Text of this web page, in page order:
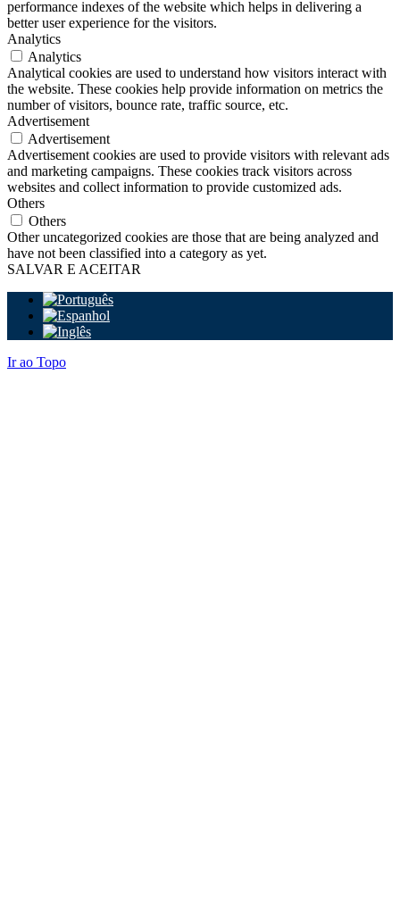
performance indexes of the website which helps in delivering a
better user experience for the visitors.
Analytics
Analytics
Analytical cookies are used to understand how visitors interact with
the website. These cookies help provide information on metrics the
number of visitors, bounce rate, traffic source, etc.
Advertisement
Advertisement
Advertisement cookies are used to provide visitors with relevant ads
and marketing campaigns. These cookies track visitors across
websites and collect information to provide customized ads.
Others
Others
Other uncategorized cookies are those that are being analyzed and
have not been classified into a category as yet.
SALVAR E ACEITAR
Ir ao Topo